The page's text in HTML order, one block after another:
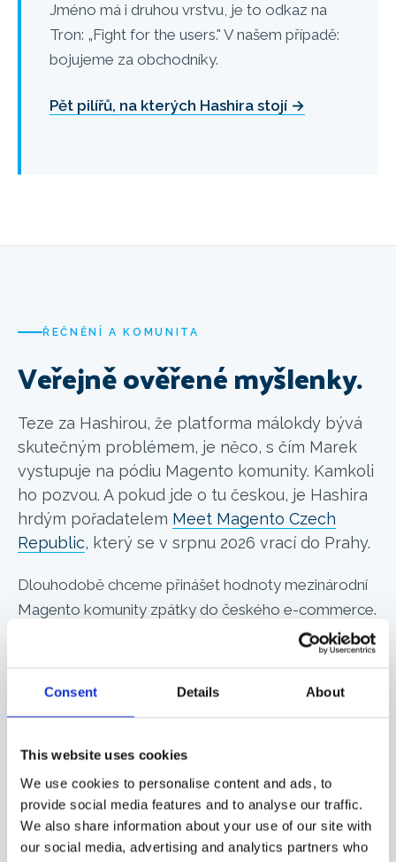
Consent Details About
This website uses cookies
We use cookies to personalise content and ads, to
provide social media features and to analyse our traffic.
We also share information about your use of our site with
our social media, advertising and analytics partners who
Jméno má i druhou vrstvu, je to odkaz na
Tron: „Fight for the users." V našem případě:
bojujeme za obchodníky.
Pět pilířů, na kterých Hashira stojí →
ŘEČNĚNÍ A KOMUNITA
Veřejně ověřené myšlenky.
Teze za Hashirou, že platforma málokdy bývá
skutečným problémem, je něco, s čím Marek
vystupuje na pódiu Magento komunity. Kamkoli
ho pozvou. A pokud jde o tu českou, je Hashira
hrdým pořadatelem Meet Magento Czech
Republic, který se v srpnu 2026 vrací do Prahy.
Dlouhodobě chceme přinášet hodnoty mezinárodní
Magento komunity zpátky do českého e-commerce.
Čeští obchodníci si zaslouží stejnou kvalitu
poradenství, jakou má mid-market v Londýně,
Amsterdamu nebo Miami. Hashira a Meet Magento
SRPEN 2026 · ČESKÁ REPUBLIKA
Meet Magento Czech Republic 2026
Pořadatel · přivádíme konferenci zpět do Prahy